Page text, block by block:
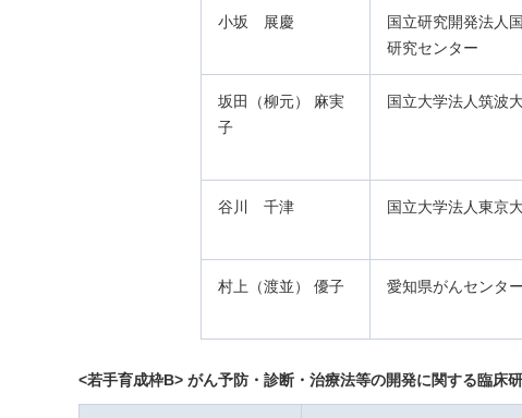
小坂 展慶
国立研究開発法人
研究センター
坂田（柳元） 麻実
子
国立大学法人筑波
谷川 千津 国立大学法人東京
村上（渡並） 優子 愛知県がんセンター
<若手育成枠B> がん予防・診断・治療法等の開発に関する臨床